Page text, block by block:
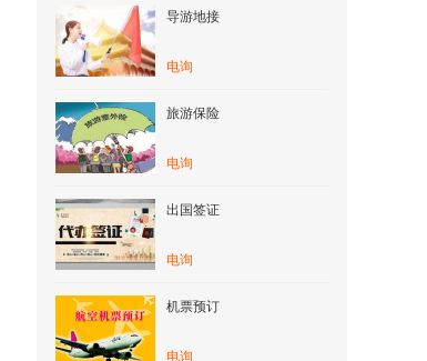
导游地接
电询
旅游保险
电询
出国签证
电询
机票预订
电询